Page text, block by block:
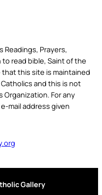
Readings, Prayers,
to read bible, Saint of the
this site is maintained
and this is not
Organization. For any
mail address given
Gallery